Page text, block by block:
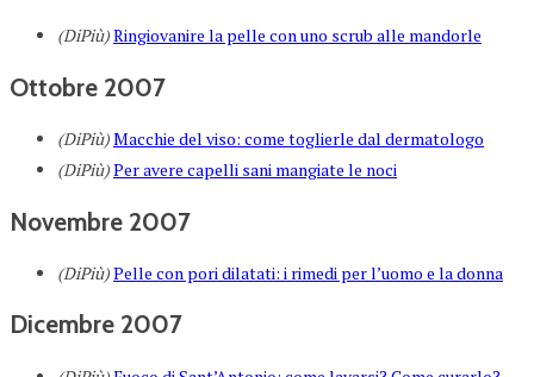
(DiPiù)Ringiovanire la pelle con uno scrub alle mandorle
Ottobre 2007
(DiPiù)Macchie del viso: come toglierle dal dermatologo
(DiPiù)Per avere capelli sani mangiate le noci
Novembre 2007
(DiPiù)Pelle con pori dilatati: i rimedi per l’uomo e la donna
Dicembre 2007